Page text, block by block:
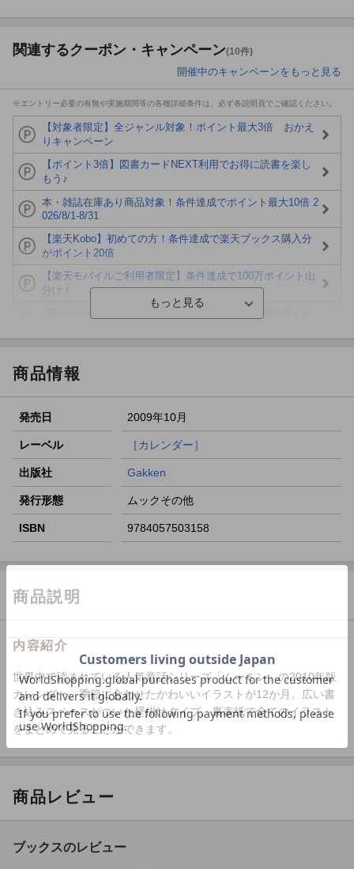
関連するクーポン・キャンペーン(10件)
開催中のキャンペーンをもっと見る
※エントリー必要の有無や実施期間等の各種詳細条件は、必ず各説明頁でご確認ください。
【対象者限定】全ジャンル対象！ポイント最大3倍 おかえ
りキャンペーン
【ポイント3倍】図書カードNEXT利用でお得に読書を楽し
もう♪
本・雑誌在庫あり商品対象！条件達成でポイント最大10倍 2
026/8/1-8/31
【楽天Kobo】初めての方！条件達成で楽天ブックス購入分
がポイント20倍
【楽天モバイルご利用者限定】条件達成で100万ポイント山
分け！
が当たる！
楽天モバイル紹介キャンペーンの拡散で300円OFFクーポン
進呈
条件達成で楽天限定・宝塚歌劇 宙組貸切公演ペアチケット
が当たる
商品情報
発売日 2009年10月
レーベル ［カレンダー］
出版社 Gakken
発行形態 ムックその他
ISBN 9784057503158
商品説明
内容紹介
世界中で読まれている人気童話シリーズ「ムーミン」の2010年版
カレンダー。季節に合わせたかわいいイラストが12か月。広い書
き込みスペースがついた壁掛けタイプ。裏表紙で全てのイラスト
をまとめて見ることができます。
商品レビュー
ブックスのレビュー